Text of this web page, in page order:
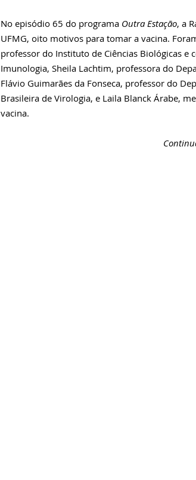
No episódio 65 do programa Outra Estação, a
UFMG, oito motivos para tomar a vacina.
professor do Instituto de Ciências Biológicas e
Imunologia, Sheila Lachtim, professora do
Flávio Guimarães da Fonseca, professor do
Brasileira de Virologia, e Laila Blanck Árabe,
vacina.